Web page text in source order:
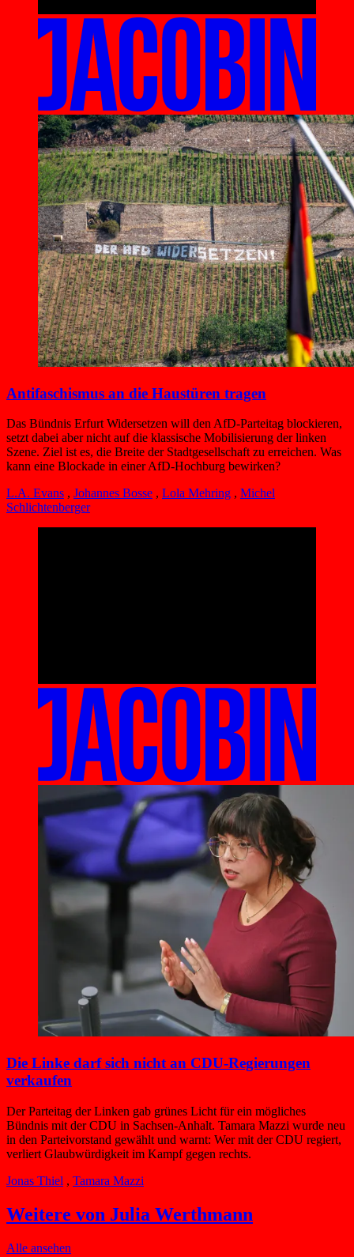
Antifaschismus an die Haustüren tragen
Das Bündnis Erfurt Widersetzen will den AfD-Parteitag blockieren,
setzt dabei aber nicht auf die klassische Mobilisierung der linken
Szene. Ziel ist es, die Breite der Stadtgesellschaft zu erreichen. Was
kann eine Blockade in einer AfD-Hochburg bewirken?
L.A. Evans , Johannes Bosse , Lola Mehring , Michel
Schlichtenberger
Die Linke darf sich nicht an CDU-Regierungen
verkaufen
Der Parteitag der Linken gab grünes Licht für ein mögliches
Bündnis mit der CDU in Sachsen-Anhalt. Tamara Mazzi wurde neu
in den Parteivorstand gewählt und warnt: Wer mit der CDU regiert,
verliert Glaubwürdigkeit im Kampf gegen rechts.
Jonas Thiel , Tamara Mazzi
Weitere von Julia Werthmann
Alle ansehen